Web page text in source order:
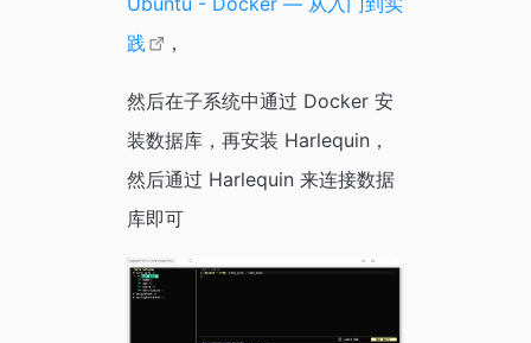
践
，
然后在子系统中通过 Docker 安
装数据库，再安装 Harlequin，
然后通过 Harlequin 来连接数据
库即可